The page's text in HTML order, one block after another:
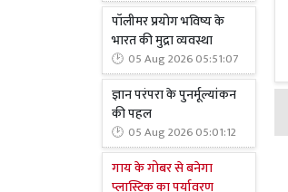
पॉलीमर प्रयोग भविष्य के
भारत की मुद्रा व्यवस्था
05 Aug 2026 05:51:07
ज्ञान परंपरा के पुनर्मूल्यांकन
की पहल
05 Aug 2026 05:01:12
गाय के गोबर से बनेगा
प्लास्टिक का पर्यावरण